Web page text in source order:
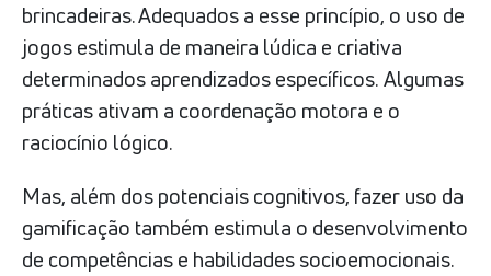
brincadeiras. Adequados a esse princípio, o uso de
jogos estimula de maneira lúdica e criativa
determinados aprendizados específicos. Algumas
práticas ativam a coordenação motora e o
raciocínio lógico.
Mas, além dos potenciais cognitivos, fazer uso da
gamificação também estimula o desenvolvimento
de competências e habilidades socioemocionais.